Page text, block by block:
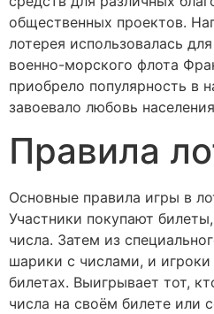
общественных проектов.
лотерея использовалась
военно-морского флота
приобрело популярность в
завоевало любовь
Правила
Основные правила игры в
Участники покупают
числа. Затем из
шарики с числами, и
билетах. Выигрывает тот,
числа на своём билете или